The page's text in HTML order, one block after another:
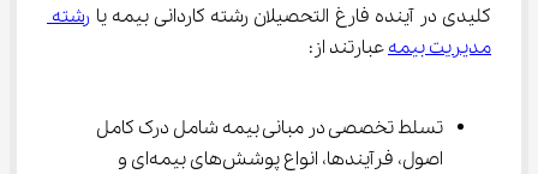
کلیدی در آینده فارغ التحصیلان رشته کاردانی بیمه یا رشته
مدیریت بیمه عبارتند از:
تسلط تخصصی در مبانی بیمه شامل درک کامل
اصول، فرآیندها، انواع پوشش‌های بیمه‌ای و